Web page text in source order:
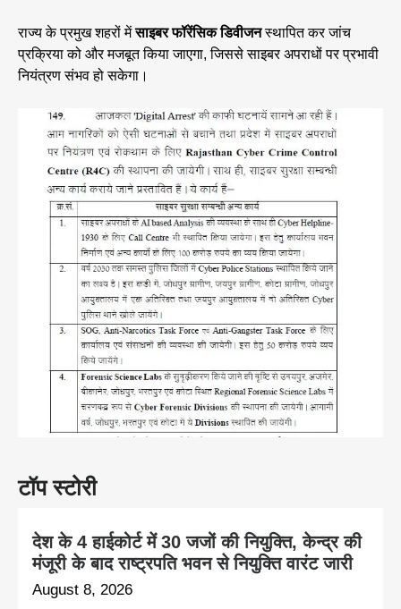
टॉप स्टोरी
देश के 4 हाईकोर्ट में 30 जजों की नियुक्ति, केन्द्र की
मंजूरी के बाद राष्ट्रपति भवन से नियुक्ति वारंट जारी
August 8, 2026
राज्य के प्रमुख शहरों मेंसाइबर फॉरेंसिक डिवीजनस्थापित कर जांच
प्रक्रिया को और मजबूत किया जाएगा, जिससे साइबर अपराधों पर प्रभावी
नियंत्रण संभव हो सकेगा।